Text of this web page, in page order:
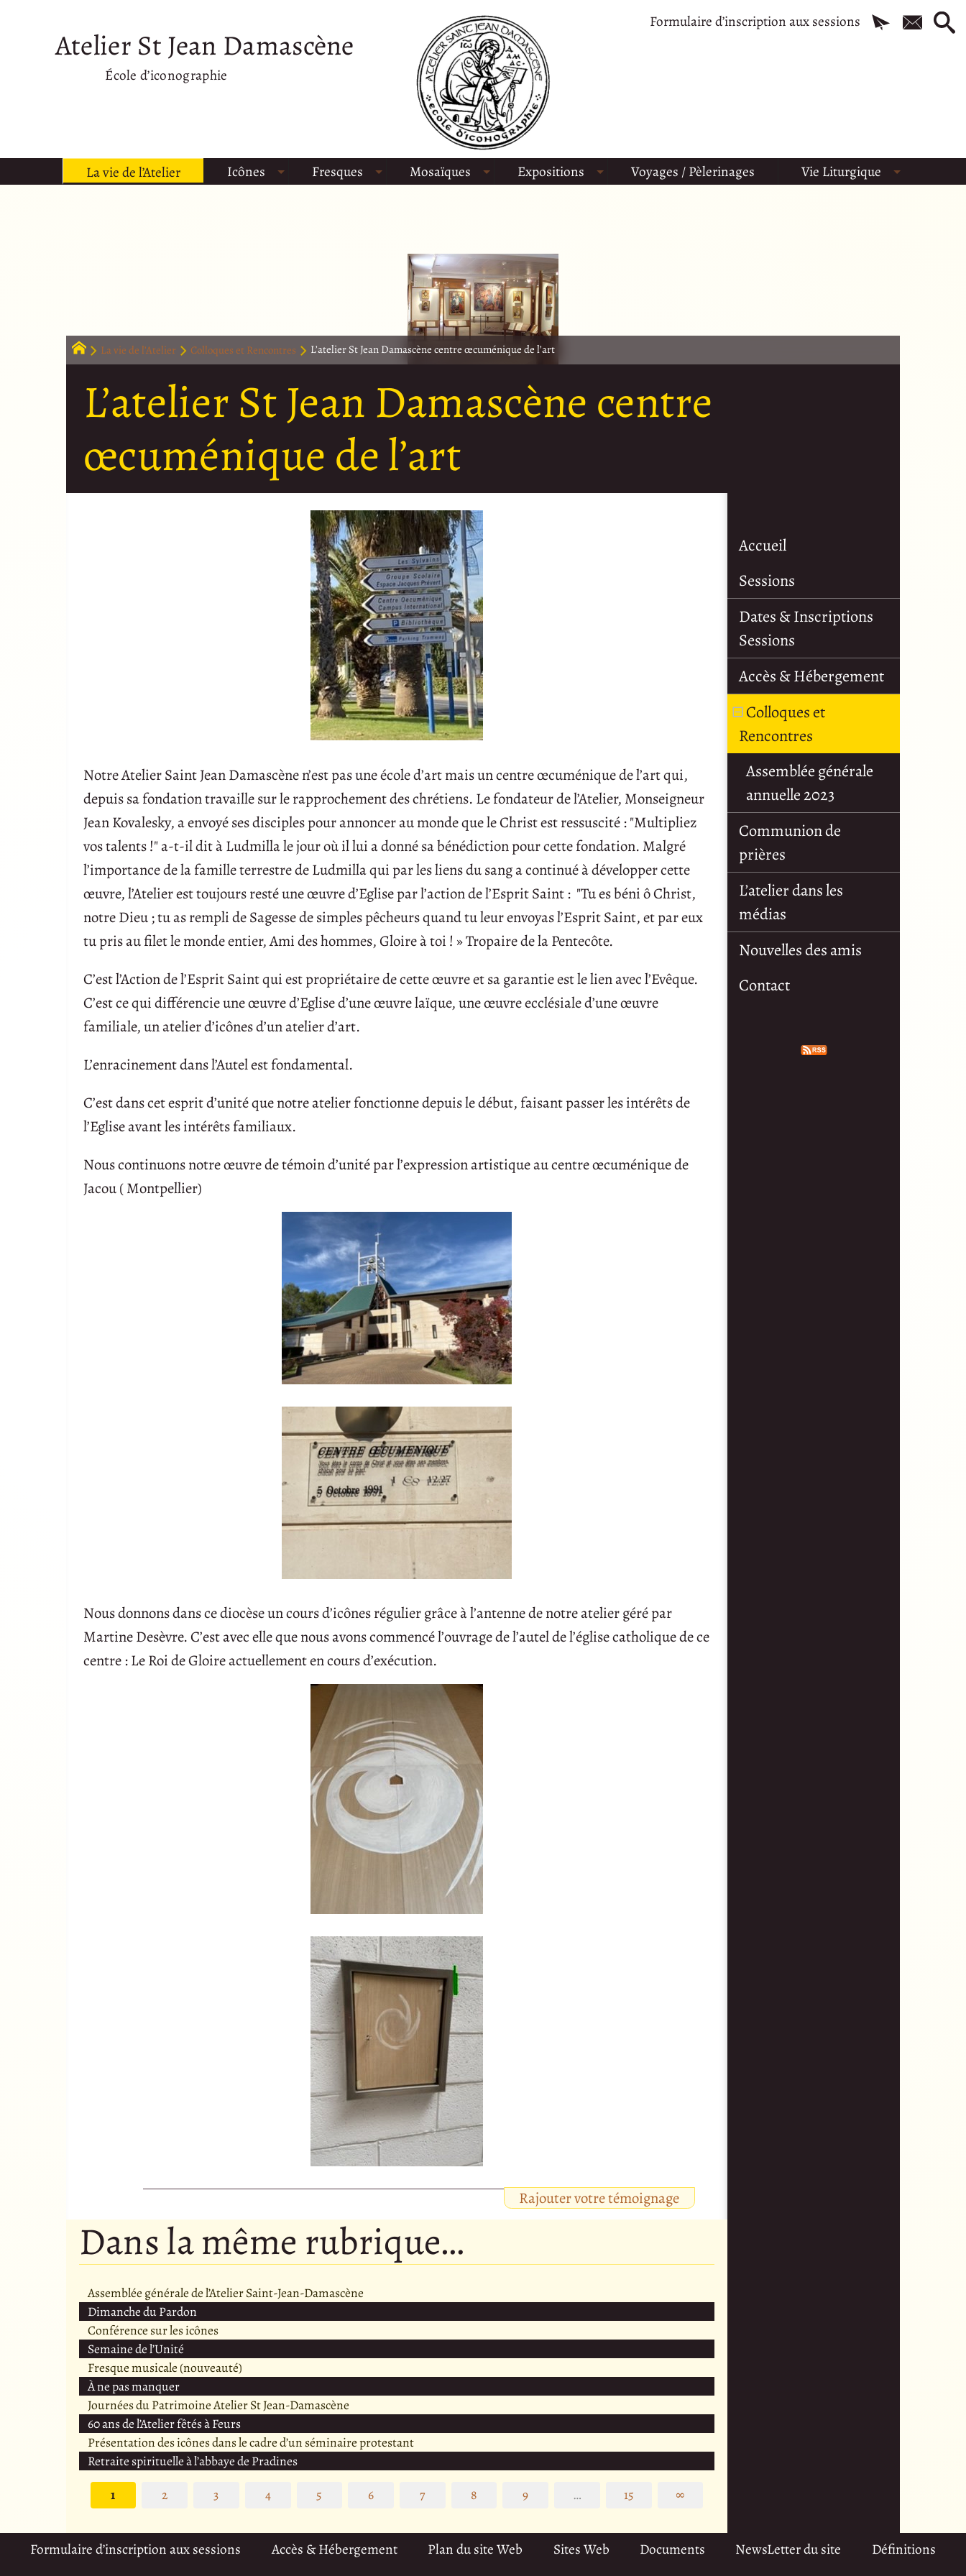
Formulaire d’inscription aux sessions
Atelier St Jean Damascène
École d’iconographie
La vie de l’Atelier Icônes Fresques Mosaïques Expositions Voyages / Pèlerinages Vie Liturgique
La vie de l’Atelier Colloques et Rencontres L’atelier St Jean Damascène centre œcuménique de l’art
L’atelier St Jean Damascène centre
œcuménique de l’art
Notre Atelier Saint Jean Damascène n’est pas une école d’art mais un centre œcuménique de l’art qui,
depuis sa fondation travaille sur le rapprochement des chrétiens. Le fondateur de l’Atelier, Monseigneur
Jean Kovalesky, a envoyé ses disciples pour annoncer au monde que le Christ est ressuscité : "Multipliez
vos talents !" a-t-il dit à Ludmilla le jour où il lui a donné sa bénédiction pour cette fondation. Malgré
l’importance de la famille terrestre de Ludmilla qui par les liens du sang a continué à développer cette
œuvre, l’Atelier est toujours resté une œuvre d’Eglise par l’action de l’Esprit Saint : "Tu es béni ô Christ,
notre Dieu ; tu as rempli de Sagesse de simples pêcheurs quand tu leur envoyas l’Esprit Saint, et par eux
tu pris au filet le monde entier, Ami des hommes, Gloire à toi ! » Tropaire de la Pentecôte.
C’est l’Action de l’Esprit Saint qui est propriétaire de cette œuvre et sa garantie est le lien avec l’Evêque.
C’est ce qui différencie une œuvre d’Eglise d’une œuvre laïque, une œuvre ecclésiale d’une œuvre
familiale, un atelier d’icônes d’un atelier d’art.
L’enracinement dans l’Autel est fondamental.
C’est dans cet esprit d’unité que notre atelier fonctionne depuis le début, faisant passer les intérêts de
l’Eglise avant les intérêts familiaux.
Nous continuons notre œuvre de témoin d’unité par l’expression artistique au centre œcuménique de
Jacou ( Montpellier)
Nous donnons dans ce diocèse un cours d’icônes régulier grâce à l’antenne de notre atelier géré par
Martine Desèvre. C’est avec elle que nous avons commencé l’ouvrage de l’autel de l’église catholique de ce
centre : Le Roi de Gloire actuellement en cours d’exécution.
Rajouter votre témoignage
Dans la même rubrique…
Assemblée générale de l’Atelier Saint-Jean-Damascène
Dimanche du Pardon
Conférence sur les icônes
Semaine de l’Unité
Fresque musicale (nouveauté)
À ne pas manquer
Journées du Patrimoine Atelier St Jean-Damascène
60 ans de l’Atelier fêtés à Feurs
Présentation des icônes dans le cadre d’un séminaire protestant
Retraite spirituelle à l’abbaye de Pradines
1
2 3 4 5 6 7 8 9 … 15 ∞
Accueil
Sessions
Dates & Inscriptions
Sessions
Accès & Hébergement
Colloques et
Rencontres
Assemblée générale
annuelle 2023
Communion de
prières
L’atelier dans les
médias
Nouvelles des amis
Contact
Formulaire d’inscription aux sessions Accès & Hébergement Plan du site Web Sites Web Documents NewsLetter du site Définitions